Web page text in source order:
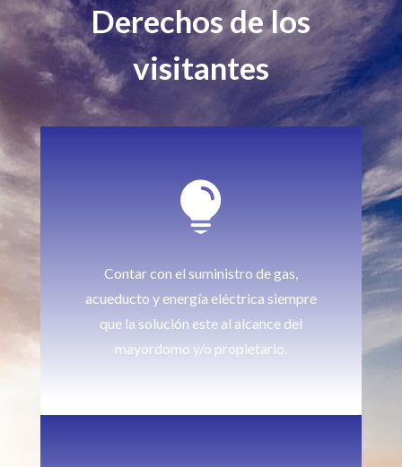
Derechos de los
visitantes

Contar con el suministro de gas,
acueducto y energía eléctrica siempre
que la solución este al alcance del
mayordomo y/o propietario.